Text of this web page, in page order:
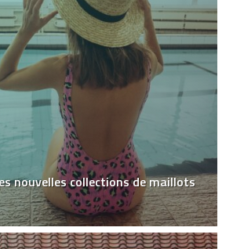
nouvelles collections de maillots